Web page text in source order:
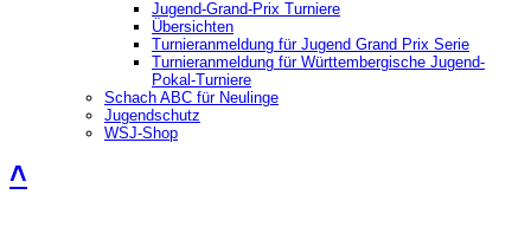
Jugend-Grand-Prix Turniere
Übersichten
Turnieranmeldung für Jugend Grand Prix Serie
Turnieranmeldung für Württembergische Jugend-
Pokal-Turniere
Schach ABC für Neulinge
Jugendschutz
WSJ-Shop
˄